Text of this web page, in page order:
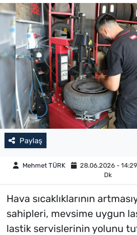
Paylaş
Mehmet TÜRK 28.06.2026 - 14:29
Dk
Hava sıcaklıklarının
sahipleri, mevsime uygun
lastik servislerinin yolunu